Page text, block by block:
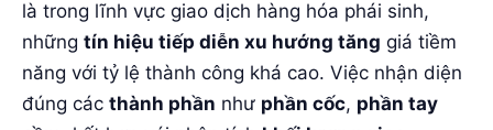
là trong lĩnh vực giao dịch hàng hóa phái sinh,
những tín hiệu tiếp diễn xu hướng tăng giá tiềm
năng với tỷ lệ thành công khá cao. Việc nhận diện
đúng các thành phần như phần cốc, phần tay